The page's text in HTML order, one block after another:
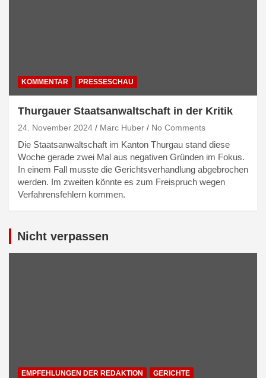
KOMMENTAR PRESSESCHAU
Thurgauer Staatsanwaltschaft in der Kritik
24. November 2024 Marc Huber No Comments
Die Staatsanwaltschaft im Kanton Thurgau stand diese
Woche gerade zwei Mal aus negativen Gründen im Fokus.
In einem Fall musste die Gerichtsverhandlung abgebrochen
werden. Im zweiten könnte es zum Freispruch wegen
Verfahrensfehlern kommen.
Nicht verpassen
EMPFEHLUNGEN DER REDAKTION
GERICHTE